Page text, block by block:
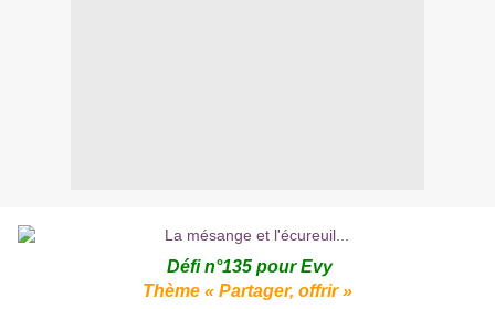
Défi n°135 pourEvy
Thème « Partager, offrir »